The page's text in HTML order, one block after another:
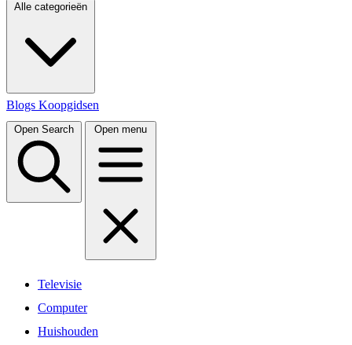
Alle categorieën
Blogs Koopgidsen
Open Search Open menu
Televisie
Computer
Huishouden